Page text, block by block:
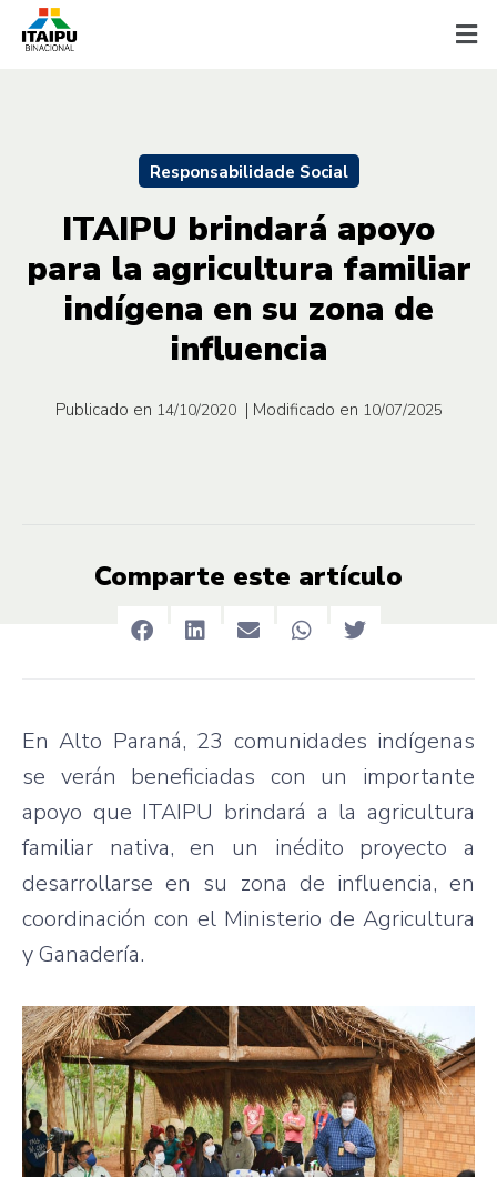
Responsabilidade Social
ITAIPU brindará apoyo
para la agricultura familiar
indígena en su zona de
influencia
Publicado en 14/10/2020 | Modificado en 10/07/2025
Comparte este artículo
En Alto Paraná, 23 comunidades indígenas
se verán beneficiadas con un importante
apoyo que ITAIPU brindará a la agricultura
familiar nativa, en un inédito proyecto a
desarrollarse en su zona de influencia, en
coordinación con el Ministerio de Agricultura
y Ganadería.